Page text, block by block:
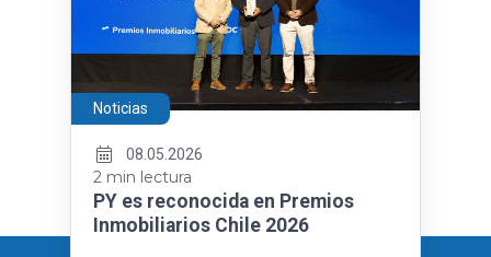
Noticias
08.05.2026
2 min lectura
PY es reconocida en Premios
Inmobiliarios Chile 2026